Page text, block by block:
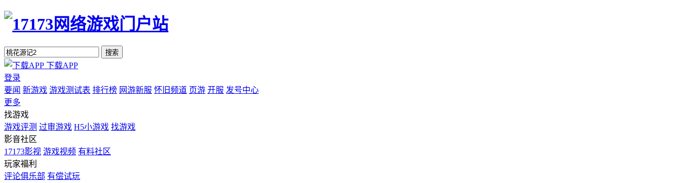
搜索
下载APP
登录
要闻 新游戏 游戏测试表 排行榜 网游新服 怀旧频道 页游 开服 发号中心
更多
找游戏
游戏评测 过审游戏 H5小游戏 找游戏
影音社区
17173影视 游戏视频 有料社区
玩家福利
评论俱乐部 有偿试玩